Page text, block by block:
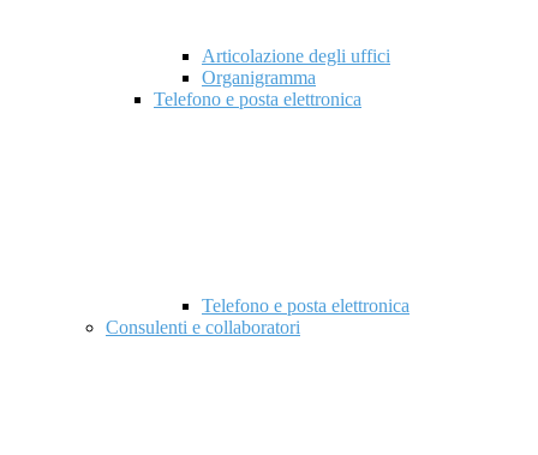
Articolazione degli uffici
Organigramma
Telefono e posta elettronica
Telefono e posta elettronica
Consulenti e collaboratori